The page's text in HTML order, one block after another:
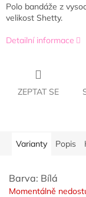
Polo bandáže z
velikost Shetty.
Detailní informace
ZEPTAT SE
Varianty Popis
Barva: Bílá
Momentálně